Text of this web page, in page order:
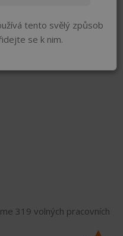
319 volných pracovních
tento svělý způsob
se k nim.